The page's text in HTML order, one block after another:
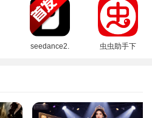
方正版
(Picsart)
费版中文版
seedance2.
虫虫助手下